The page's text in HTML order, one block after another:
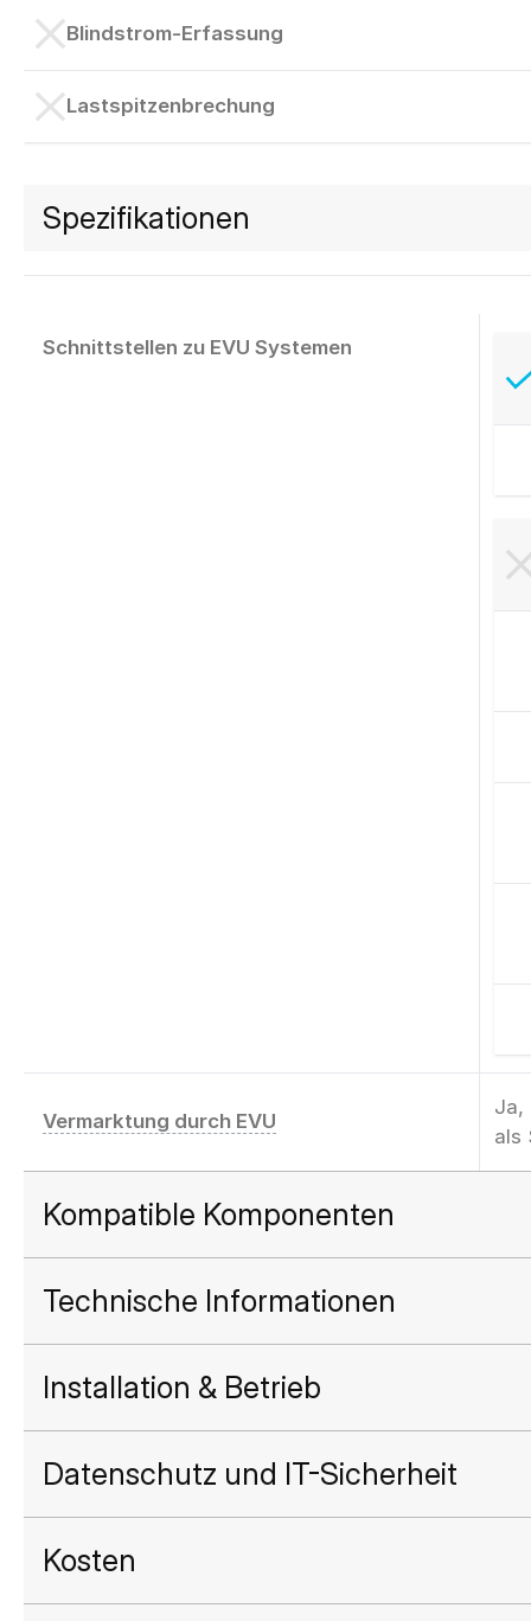
Blindstrom-Erfassung
Lastspitzenbrechung
Spezifikationen
Schnittstellen zu EVU Systemen
Vermarktung durch EVU
Ja,
als
Kompatible Komponenten
Technische Informationen
Installation & Betrieb
Datenschutz und IT-Sicherheit
Kosten